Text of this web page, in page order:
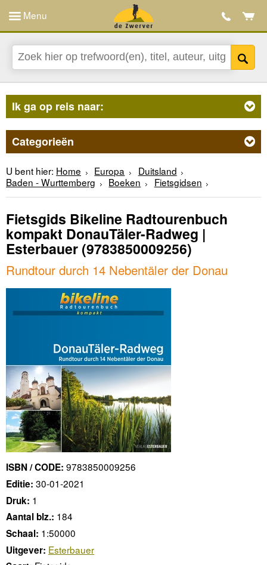
Menu
Ik ga op reis naar:
Categorieën
U bent hier: Home Europa
Duitsland
Baden - Wurttemberg
Boeken Fietsgidsen
Fietsgids Bikeline Radtourenbuch
kompakt DonauTäler-Radweg |
Esterbauer (9783850009256)
Rundtour durch 14 Nebentäler der Donau
ISBN / CODE: 9783850009256
Editie: 30-01-2021
Druk: 1
Aantal blz.: 184
Schaal: 1:50000
Uitgever: Esterbauer